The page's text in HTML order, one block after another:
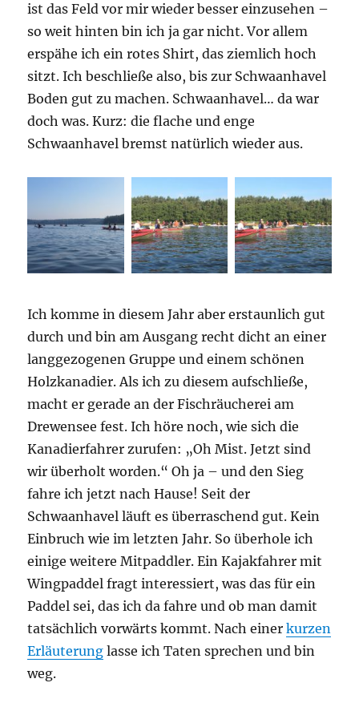
ist das Feld vor mir wieder besser einzusehen –
so weit hinten bin ich ja gar nicht. Vor allem
erspähe ich ein rotes Shirt, das ziemlich hoch
sitzt. Ich beschließe also, bis zur Schwaanhavel
Boden gut zu machen. Schwaanhavel… da war
doch was. Kurz: die flache und enge
Schwaanhavel bremst natürlich wieder aus.
Ich komme in diesem Jahr aber erstaunlich gut
durch und bin am Ausgang recht dicht an einer
langgezogenen Gruppe und einem schönen
Holzkanadier. Als ich zu diesem aufschließe,
macht er gerade an der Fischräucherei am
Drewensee fest. Ich höre noch, wie sich die
Kanadierfahrer zurufen: „Oh Mist. Jetzt sind
wir überholt worden.“ Oh ja – und den Sieg
fahre ich jetzt nach Hause! Seit der
Schwaanhavel läuft es überraschend gut. Kein
Einbruch wie im letzten Jahr. So überhole ich
einige weitere Mitpaddler. Ein Kajakfahrer mit
Wingpaddel fragt interessiert, was das für ein
Paddel sei, das ich da fahre und ob man damit
tatsächlich vorwärts kommt. Nach einerkurzen
Erläuterung lasse ich Taten sprechen und bin
weg.